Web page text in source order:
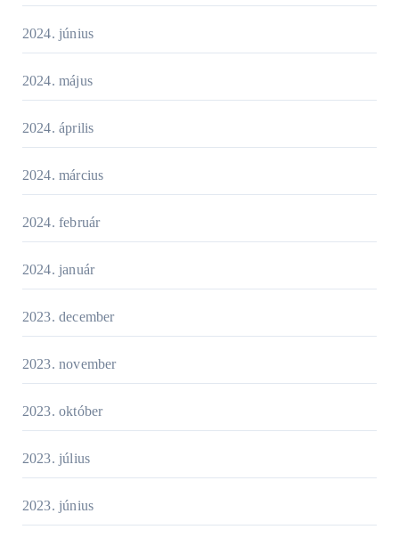
2024. június
2024. május
2024. április
2024. március
2024. február
2024. január
2023. december
2023. november
2023. október
2023. július
2023. június